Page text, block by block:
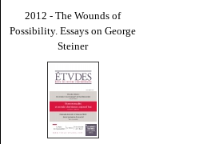
2012 - The Wounds of
Possibility. Essays on George
Steiner